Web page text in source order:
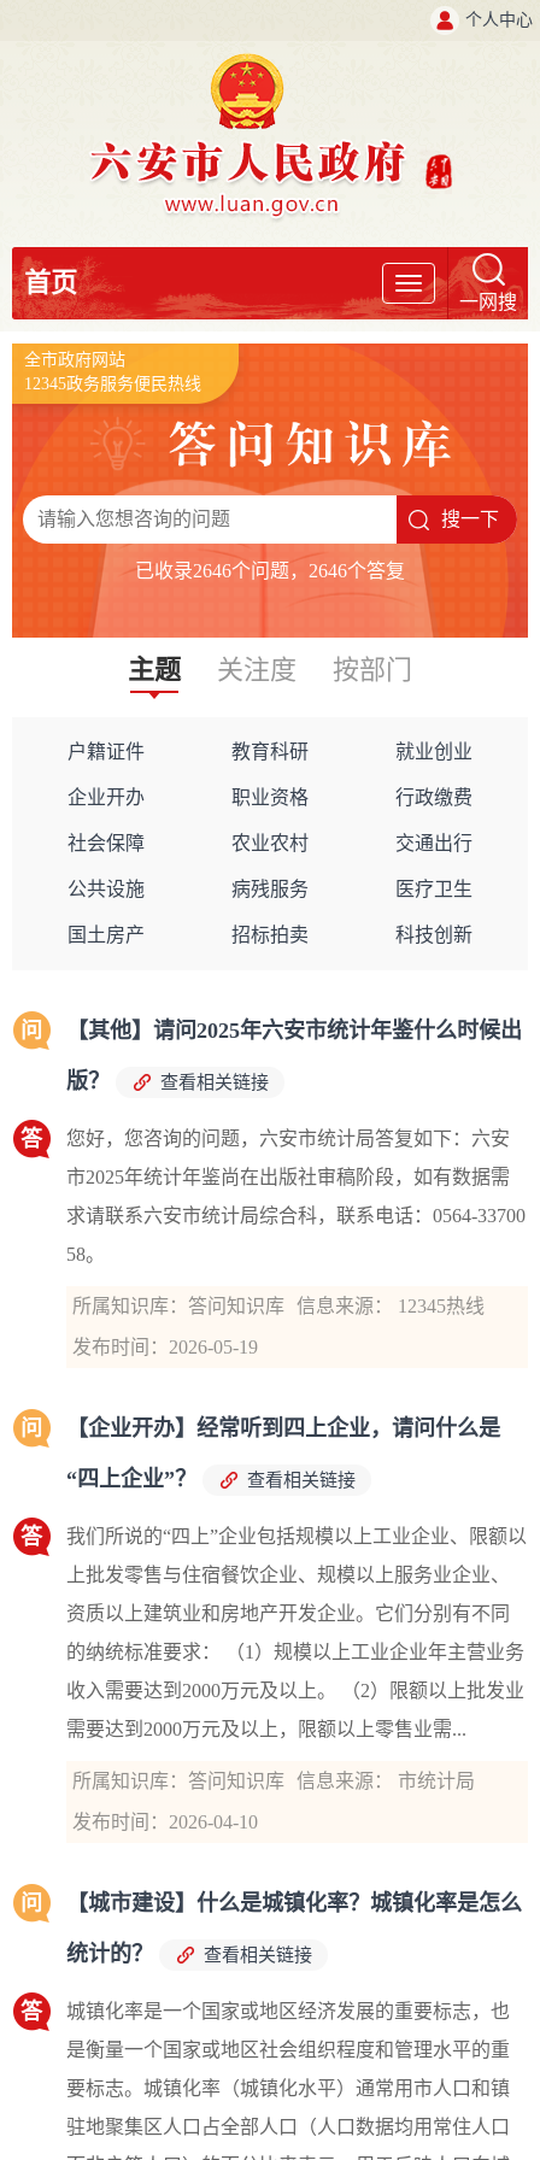
个人中心
导
航
首页
一网搜
全市政府网站
12345政务服务便民热线
已收录2646个问题， 2646个答复
主题 关注度 按部门
户籍证件 教育科研 就业创业
企业开办 职业资格 行政缴费
社会保障 农业农村 交通出行
公共设施 病残服务 医疗卫生
国土房产 招标拍卖 科技创新
问 【其他】请问2025年六安市统计年鉴什么时候出
版？ 查看相关链接
答
您好，您咨询的问题，六安市统计局答复如下：六安
市2025年统计年鉴尚在出版社审稿阶段，如有数据需
求请联系六安市统计局综合科，联系电话：0564-33700
58。
所属知识库：答问知识库 信息来源： 12345热线
发布时间：2026-05-19
问 【企业开办】经常听到四上企业，请问什么是
“四上企业”？ 查看相关链接
答
我们所说的“四上”企业包括规模以上工业企业、限额以
上批发零售与住宿餐饮企业、规模以上服务业企业、
资质以上建筑业和房地产开发企业。它们分别有不同
的纳统标准要求： （1）规模以上工业企业年主营业务
收入需要达到2000万元及以上。 （2）限额以上批发业
需要达到2000万元及以上，限额以上零售业需...
所属知识库：答问知识库 信息来源： 市统计局
发布时间：2026-04-10
问 【城市建设】什么是城镇化率？城镇化率是怎么
统计的？ 查看相关链接
答
城镇化率是一个国家或地区经济发展的重要标志，也
是衡量一个国家或地区社会组织程度和管理水平的重
要标志。城镇化率（城镇化水平）通常用市人口和镇
驻地聚集区人口占全部人口（人口数据均用常住人口